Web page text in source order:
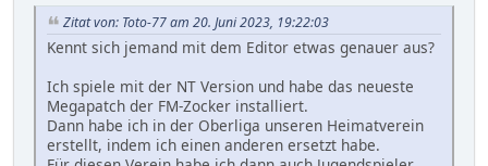
Zitat von: Toto-77 am 20. Juni 2023, 19:22:03
Kennt sich jemand mit dem Editor etwas genauer aus?
Ich spiele mit der NT Version und habe das neueste
Megapatch der FM-Zocker installiert.
Dann habe ich in der Oberliga unseren Heimatverein
erstellt, indem ich einen anderen ersetzt habe.